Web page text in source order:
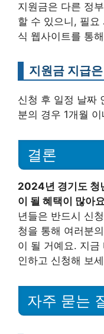
지원금은 다른 정
할 수 있으니, 필요
식 웹사이트를 통
지원금 지급
신청 후 일정 날짜
분의 경우 1개월
결론
2024년 경기도 청
이 될 혜택이 많아
년들은 반드시 신
청을 통해 여러분
이 될 거예요. 지금
인하고 신청해 보
자주 묻는